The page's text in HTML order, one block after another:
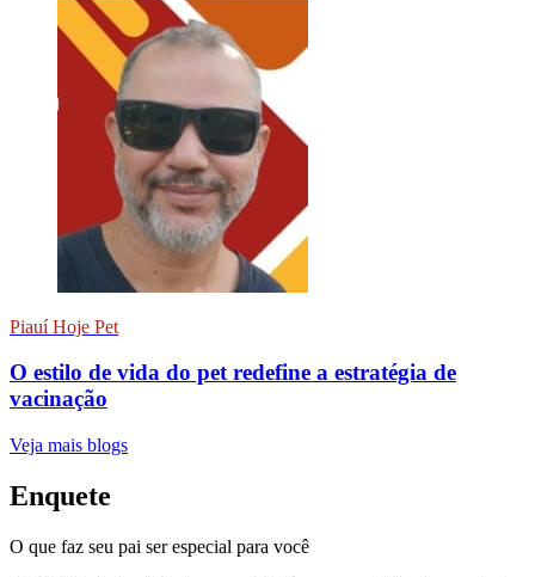
Piauí Hoje Pet
O estilo de vida do pet redefine a estratégia de
vacinação
Veja mais blogs
Enquete
O que faz seu pai ser especial para você